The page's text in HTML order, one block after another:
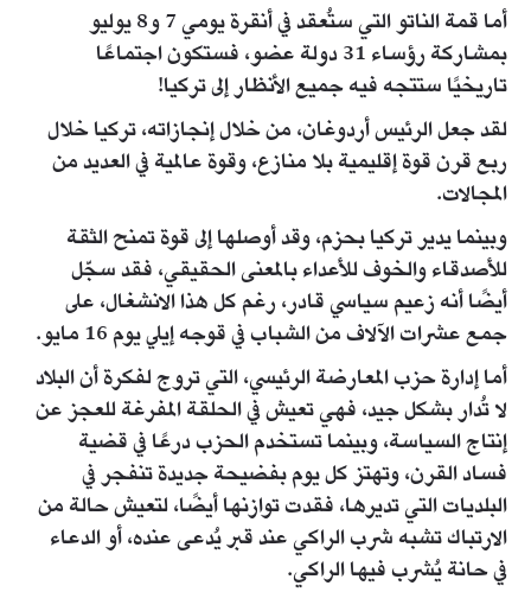
أما قمة الناتو التي ستُعقد في أنقرة يومي 7 و8 يوليو
بمشاركة رؤساء 31 دولة عضو، فستكون اجتماعًا
تاريخيًا ستتجه فيه جميع الأنظار إلى تركيا!
لقد جعل الرئيس أردوغان، من خلال إنجازاته، تركيا خلال
ربع قرن قوة إقليمية بلا منازع، وقوة عالمية في العديد من
المجالات.
وبينما يدير تركيا بحزم، وقد أوصلها إلى قوة تمنح الثقة
للأصدقاء والخوف للأعداء بالمعنى الحقيقي، فقد سجّل
أيضًا أنه زعيم سياسي قادر، رغم كل هذا الانشغال، على
جمع عشرات الآلاف من الشباب في قوجه إيلي يوم 16 مايو.
أما إدارة حزب المعارضة الرئيسي، التي تروج لفكرة أن البلاد
لا تُدار بشكل جيد، فهي تعيش في الحلقة المفرغة للعجز عن
إنتاج السياسة، وبينما تستخدم الحزب درعًا في قضية
فساد القرن، وتهتز كل يوم بفضيحة جديدة تنفجر في
البلديات التي تديرها، فقدت توازنها أيضًا، لتعيش حالة من
الارتباك تشبه شرب الراكي عند قبر يُدعى عنده، أو الدعاء
في حانة يُشرب فيها الراكي.